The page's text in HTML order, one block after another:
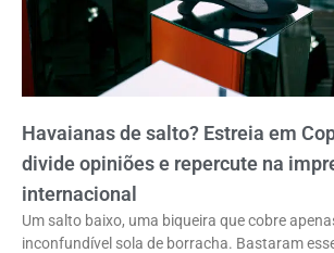
Havaianas de salto? Estreia em
divide opiniões e repercute na
internacional
Um salto baixo, uma biqueira que cobre
inconfundível sola de borracha. Bastaram